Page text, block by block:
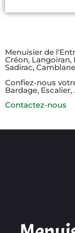
Menuisier de
Créon, Langoiran,
Sadirac,
Confiez-nous
Bardage, Escalier,
Contactez-nous